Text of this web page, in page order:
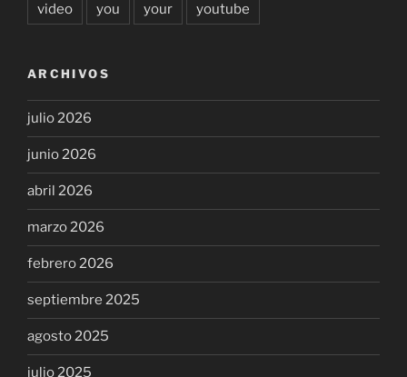
video you your youtube
ARCHIVOS
julio 2026
junio 2026
abril 2026
marzo 2026
febrero 2026
septiembre 2025
agosto 2025
julio 2025